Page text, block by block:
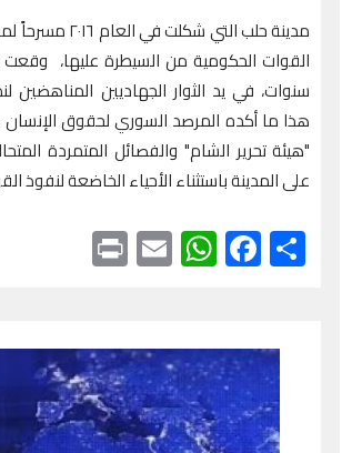
مدينة حلب التي
القوات الحكومية من السيطرة عليها،
سنوات، في يد الثوار الجهاديين المناهضين
هذا ما أكده المرصد السوري لحقوق
"هيئة تحرير الشام" والفصائل المتمردة
على المدينة باستثناء الأحياء الخاضعة لنفوذ
Share
Facebook
WhatsApp
Email
Print